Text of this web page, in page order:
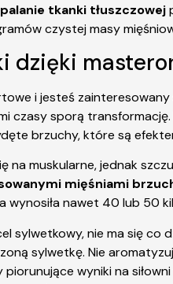
tkanki tłuszczowej
czystej masy
dzięki
i jesteś
czasy sporą
brzuchy, które są
na muskularne, jednak
mięśniami
wynosiła nawet 40 lub 50
sylwetkowy, nie ma się co
sylwetkę. Nie
wyniki na